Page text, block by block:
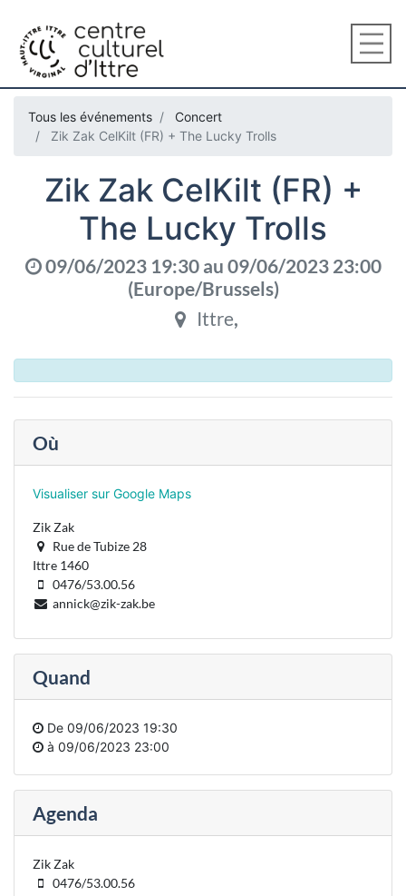
Tous les événements
Concert
Zik Zak CelKilt (FR) + The Lucky Trolls
Zik Zak CelKilt (FR) +
The Lucky Trolls
09/06/2023 19:30au 09/06/2023 23:00
(Europe/Brussels)
Ittre,
Où
Visualiser sur Google Maps
Zik Zak
Rue de Tubize 28
Ittre 1460
0476/53.00.56
annick@zik-zak.be
Quand
De 09/06/2023 19:30
à 09/06/2023 23:00
Agenda
Zik Zak
0476/53.00.56